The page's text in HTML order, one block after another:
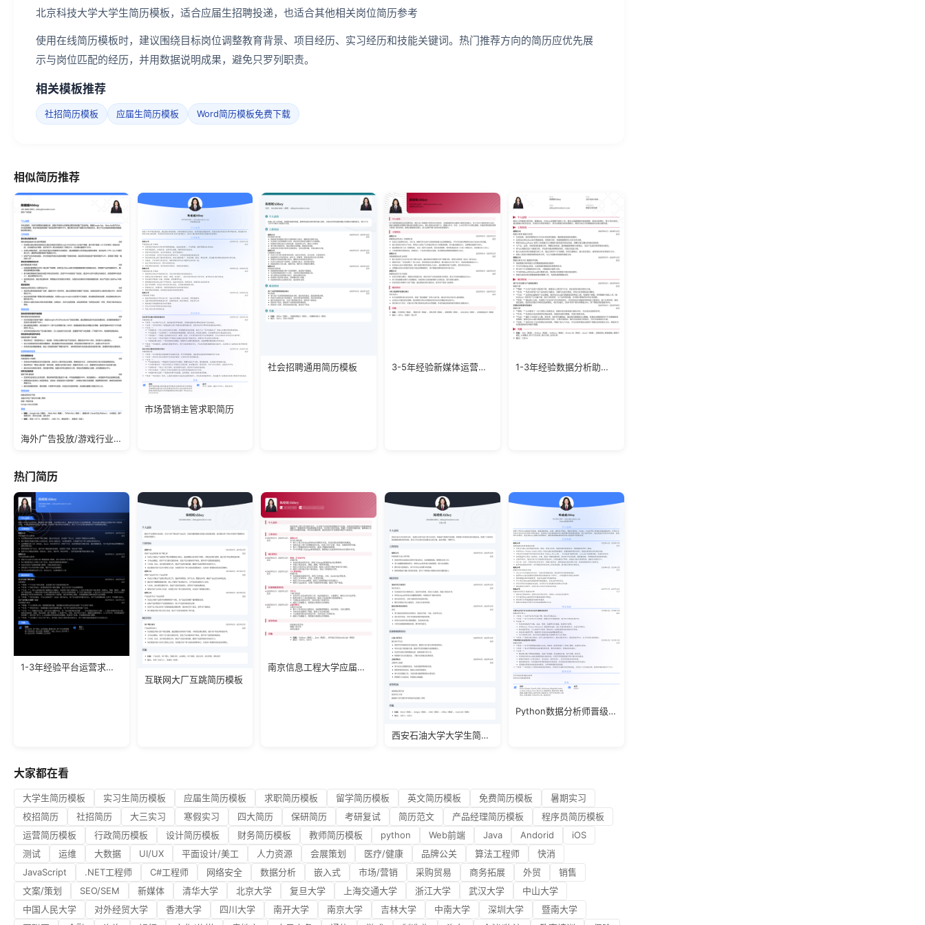
北京科技大学大学生简历模板，适合应届生招聘投递，也适合其他相关岗位简历参考
使用在线简历模板时，建议围绕目标岗位调整教育背景、项目经历、实习经历和技能关键词。热门推荐方向的简历应优先展
示与岗位匹配的经历，并用数据说明成果，避免只罗列职责。
相关模板推荐
社招简历模板 应届生简历模板 Word简历模板免费下载
相似简历推荐
海外广告投放/游戏行业/应届生简历模板
市场营销主管求职简历
社会招聘通用简历模板 3-5年经验新媒体运营负责人简历模板 1-3年经验数据分析助理求职模板
热门简历
1-3年经验平台运营求职简历
互联网大厂互跳简历模板
南京信息工程大学应届生简历模板
西安石油大学大学生简历模板
Python数据分析师晋级简历
大家都在看
大学生简历模板 实习生简历模板 应届生简历模板 求职简历模板 留学简历模板 英文简历模板 免费简历模板
暑期实习
校招简历
社招简历 大三实习 寒假实习 四大简历 保研简历 考研复试 简历范文 产品经理简历模板
程序员简历模板
运营简历模板
行政简历模板 设计简历模板 财务简历模板 教师简历模板 python Web前端 Java Andorid
iOS
测试
运维 大数据 UI/UX 平面设计/美工 人力资源 会展策划 医疗/健康 品牌公关 算法工程师
快消
JavaScript
.NET工程师 C#工程师 网络安全 数据分析 嵌入式 市场/营销 采购贸易 商务拓展 外贸
销售
文案/策划
SEO/SEM 新媒体 清华大学 北京大学 复旦大学 上海交通大学 浙江大学 武汉大学
中山大学
中国人民大学
对外经贸大学 香港大学 四川大学 南开大学 南京大学 吉林大学 中南大学 深圳大学
暨南大学